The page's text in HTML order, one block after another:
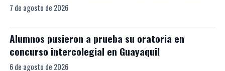
7 de agosto de 2026
Alumnos pusieron a prueba su oratoria en
concurso intercolegial en Guayaquil
6 de agosto de 2026